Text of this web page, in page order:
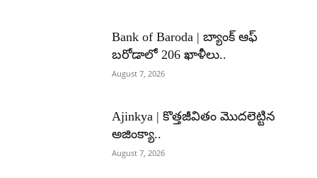
Bank of Baroda | బ్యాంక్‌ ఆఫ్‌
బరోడాలో 206 ఖాళీలు..
August 7, 2026
Ajinkya | కొత్తజీవితం మొదలెట్టిన
అజింక్యా..
August 7, 2026